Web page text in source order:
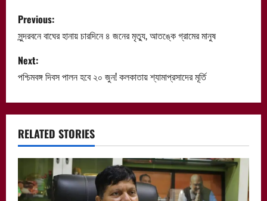
P
o
s
t
n
a
v
i
Previous:
সুন্দরবনে বাঘের হানায় চারদিনে ৪ জনের মৃত্যু, আতঙ্কে গ্রামের মানুষ
Next:
পশ্চিমবঙ্গ দিবস পালন হবে ২০ জুন! কলকাতায় শ্যামাপ্রসাদের মূর্তি
RELATED STORIES